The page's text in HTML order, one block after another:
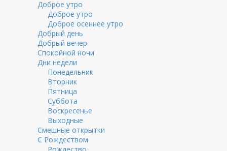
Доброе утро
Доброе утро
Доброе осеннее утро
Добрый день
Добрый вечер
Спокойной ночи
Дни недели
Понедельник
Вторник
Пятница
Суббота
Воскресенье
Выходные
Смешные открытки
С Рождеством